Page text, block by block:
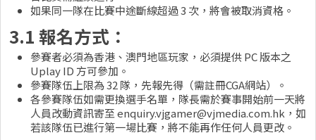
如果同一隊在比賽中途斷線超過 3 次，將會被取消資格。
3.1 報名方式：
參賽者必須為香港、澳門地區玩家，必須提供 PC 版本之
Uplay ID 方可參加。
參賽隊伍上限為 32 隊，先報先得（需註冊CGA網站）。
各參賽隊伍如需更換選手名單，隊長需於賽事開始前一天將
人員改動資訊寄至enquiry.vjgamer@vjmedia.com.hk ，如
若該隊伍已進行第一場比賽，將不能再作任何人員更改。